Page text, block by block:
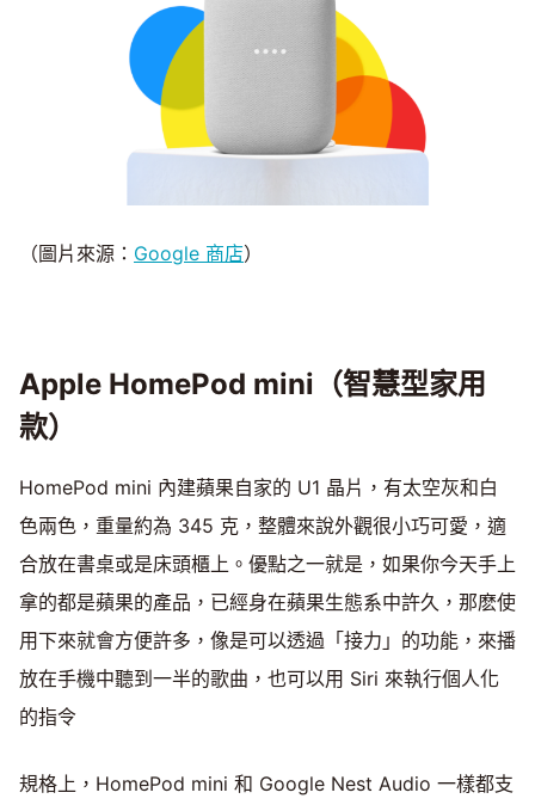
（圖片來源： Google 商店）
Apple HomePod mini（智慧型家用
款）
HomePod mini 內建蘋果自家的 U1 晶片，有太空灰和白
色兩色，重量約為 345 克，整體來說外觀很小巧可愛，適
合放在書桌或是床頭櫃上。優點之一就是，如果你今天手上
拿的都是蘋果的產品，已經身在蘋果生態系中許久，那麽使
用下來就會方便許多，像是可以透過「接力」的功能，來播
放在手機中聽到一半的歌曲，也可以用 Siri 來執行個人化
的指令
規格上，HomePod mini 和 Google Nest Audio 一樣都支